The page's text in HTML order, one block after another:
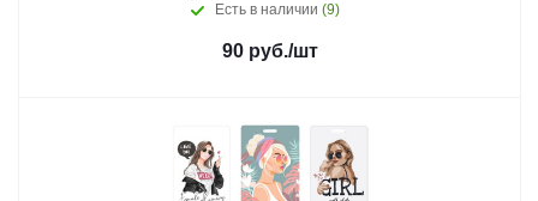
Есть в наличии (9)
90 руб./шт